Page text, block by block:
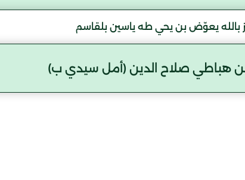
بالله يعوّض بن يحي طه ياسين بلقاسم
هباطي صلاح الدين (أمل سيدي ب)